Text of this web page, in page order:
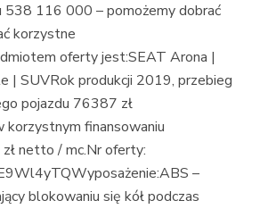
538 116 000 – pomożemy dobrać
korzystne
oferty jest:SEAT Arona |
| SUVRok produkcji 2019, przebieg
pojazdu 76387 zł
finansowaniu
netto / mc.Nr oferty:
–
blokowaniu się kół podczas